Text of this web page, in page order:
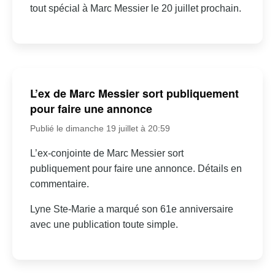
tout spécial à Marc Messier le 20 juillet prochain.
L’ex de Marc Messier sort publiquement
pour faire une annonce
Publié le dimanche 19 juillet à 20:59
L’ex-conjointe de Marc Messier sort
publiquement pour faire une annonce. Détails en
commentaire.
Lyne Ste-Marie a marqué son 61e anniversaire
avec une publication toute simple.